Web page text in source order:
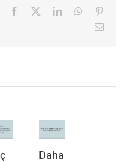
Facebook LinkedInWhatsApp
E-
Daha